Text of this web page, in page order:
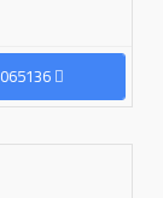
96594065136